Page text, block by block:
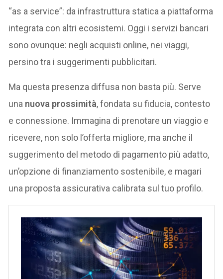
“as a service”: da infrastruttura statica a piattaforma
integrata con altri ecosistemi. Oggi i servizi bancari
sono ovunque: negli acquisti online, nei viaggi,
persino tra i suggerimenti pubblicitari.
Ma questa presenza diffusa non basta più. Serve
una nuova prossimità, fondata su fiducia, contesto
e connessione. Immagina di prenotare un viaggio e
ricevere, non solo l’offerta migliore, ma anche il
suggerimento del metodo di pagamento più adatto,
un’opzione di finanziamento sostenibile, e magari
una proposta assicurativa calibrata sul tuo profilo.